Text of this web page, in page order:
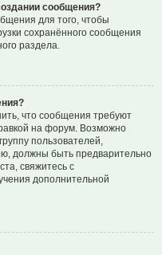
сообщения?
для того, чтобы
сохранённого сообщения
раздела.
что сообщения требуют
на форум. Возможно
пользователей,
должны быть предварительно
свяжитесь с
дополнительной